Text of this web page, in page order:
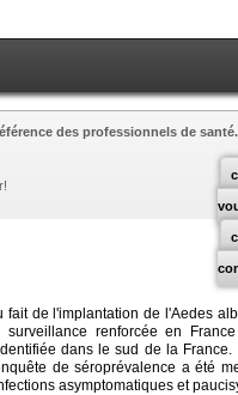
des professionnels de santé.
fait de l'implantation de l'Aedes
renforcée en
dans le sud de la
de séroprévalence a été
asymptomatiques et